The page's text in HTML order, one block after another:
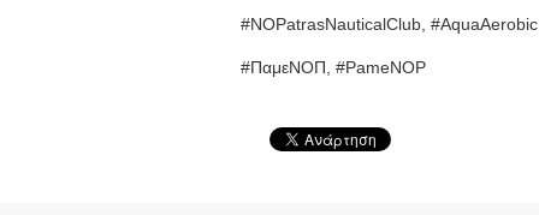
#NOPatrasNauticalClub,
#ΠαμεΝΟΠ, #PameNOP